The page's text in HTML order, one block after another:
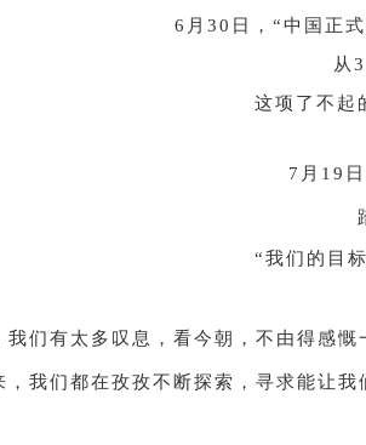
6月30日，“中国正
从
这项了不起
7月19
“我们的目
我们有太多叹息，看今朝，不由得感
，我们都在孜孜不断探索，寻求能让